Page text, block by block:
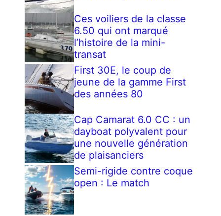
Ces voiliers de la classe
6.50 qui ont marqué
l’histoire de la mini-
transat
First 30E, le coup de
jeune de la gamme First
des années 80
Cap Camarat 6.0 CC : un
dayboat polyvalent pour
une nouvelle génération
de plaisanciers
Semi-rigide contre coque
open : Le match